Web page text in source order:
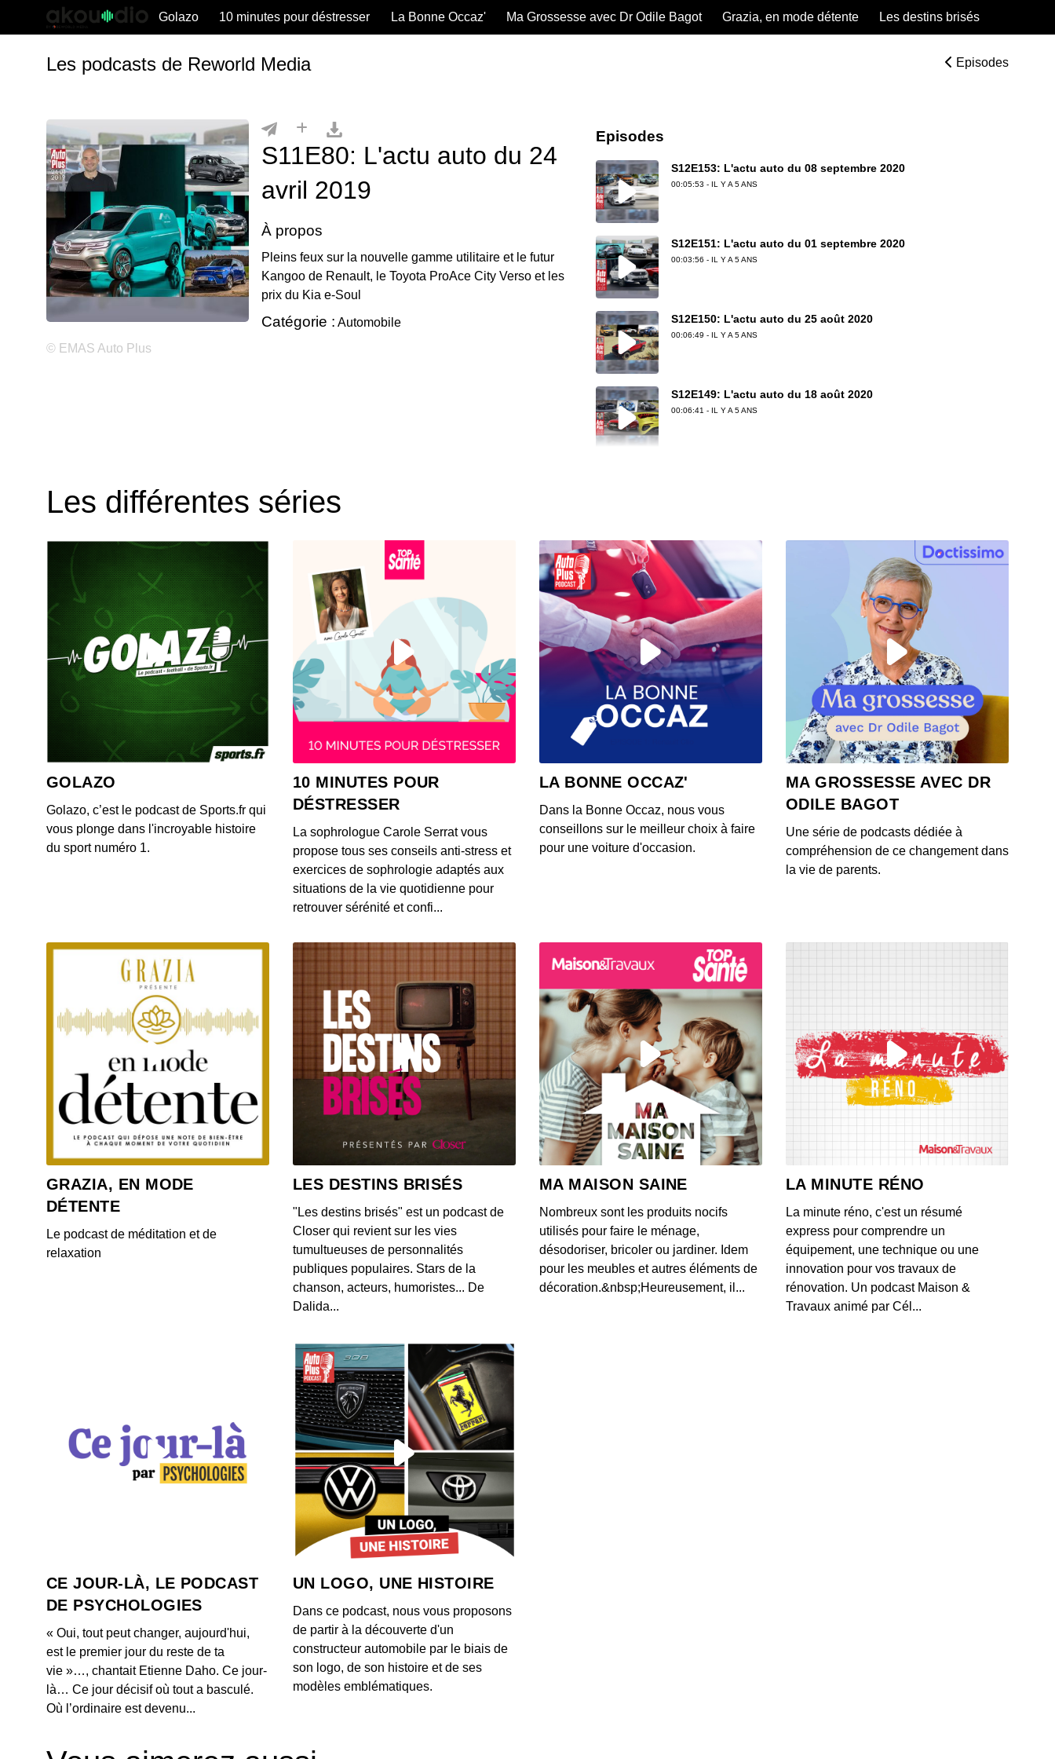
Golazo 10 minutes pour déstresser La Bonne Occaz' Ma Grossesse avec Dr Odile Bagot Grazia, en mode détente Les destins brisés
Les podcasts de Reworld Media Episodes
S11E80: L'actu auto du 24
avril 2019
À propos
Pleins feux sur la nouvelle gamme utilitaire et le futur
Kangoo de Renault, le Toyota ProAce City Verso et les
prix du Kia e-Soul
Catégorie : Automobile
© EMAS Auto Plus
Episodes
S12E153: L'actu auto du 08 septembre 2020
00:05:53 - IL Y A 5 ANS
S12E151: L'actu auto du 01 septembre 2020
00:03:56 - IL Y A 5 ANS
S12E150: L'actu auto du 25 août 2020
00:06:49 - IL Y A 5 ANS
S12E149: L'actu auto du 18 août 2020
00:06:41 - IL Y A 5 ANS
S12E147: L'actu auto du 04 août 2020
00:07:33 - IL Y A 6 ANS
S12E146: L'actu auto du 28 juillet 2020
00:04:46 - IL Y A 6 ANS
S12E145: L'actu auto du 24 juillet 2020
00:03:37 - IL Y A 6 ANS
00:03:39 - IL Y A 6 ANS
S12E143: L'actu auto du 22 juillet 2020
S12E142: L'actu auto du 20 juillet 2020
S12E140: L'actu auto du 17 juillet 2020
00:04:05 - IL Y A 6 ANS
S12E139: L'actu auto du 16 juillet 2020
00:03:46 - IL Y A 6 ANS
00:03:40 - IL Y A 6 ANS
S12E137: L'actu auto du 13 juillet 2020
Les différentes séries
GOLAZO
Golazo, c’est le podcast de Sports.fr qui
vous plonge dans l'incroyable histoire
du sport numéro 1.
10 MINUTES POUR
DÉSTRESSER
La sophrologue Carole Serrat vous
propose tous ses conseils anti-stress et
exercices de sophrologie adaptés aux
situations de la vie quotidienne pour
retrouver sérénité et confi...
LA BONNE OCCAZ'
Dans la Bonne Occaz, nous vous
conseillons sur le meilleur choix à faire
pour une voiture d'occasion.
MA GROSSESSE AVEC DR
ODILE BAGOT
Une série de podcasts dédiée à
compréhension de ce changement dans
la vie de parents.
GRAZIA, EN MODE
DÉTENTE
Le podcast de méditation et de
relaxation
LES DESTINS BRISÉS
"Les destins brisés" est un podcast de
Closer qui revient sur les vies
tumultueuses de personnalités
publiques populaires. Stars de la
chanson, acteurs, humoristes... De
Dalida...
MA MAISON SAINE
Nombreux sont les produits nocifs
utilisés pour faire le ménage,
désodoriser, bricoler ou jardiner. Idem
pour les meubles et autres éléments de
décoration.&nbsp;Heureusement, il...
LA MINUTE RÉNO
La minute réno, c'est un résumé
express pour comprendre un
équipement, une technique ou une
innovation pour vos travaux de
rénovation. Un podcast Maison &
Travaux animé par Cél...
CE JOUR-LÀ, LE PODCAST
DE PSYCHOLOGIES
« Oui, tout peut changer, aujourd'hui,
est le premier jour du reste de ta
vie »…, chantait Etienne Daho. Ce jour-
là… Ce jour décisif où tout a basculé.
Où l’ordinaire est devenu...
UN LOGO, UNE HISTOIRE
Dans ce podcast, nous vous proposons
de partir à la découverte d'un
constructeur automobile par le biais de
son logo, de son histoire et de ses
modèles emblématiques.